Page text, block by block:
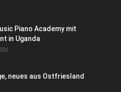
Piano Academy mit
in Uganda
neues aus Ostfriesland